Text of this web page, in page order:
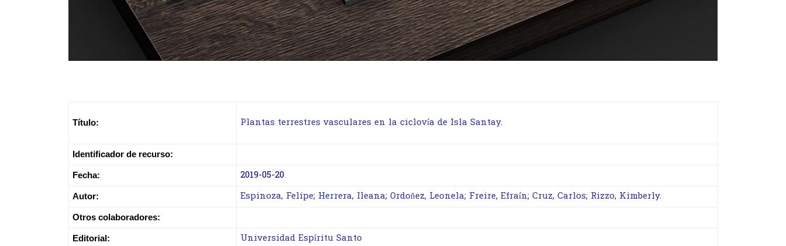
Título: Plantas terrestres vasculares en la ciclovía de Isla Santay.
Identificador de recurso:
Fecha: 2019-05-20
Autor: Espinoza, Felipe; Herrera, Ileana; Ordoñez, Leonela; Freire, Efraín; Cruz, Carlos; Rizzo, Kimberly.
Otros colaboradores:
Editorial: Universidad Espíritu Santo